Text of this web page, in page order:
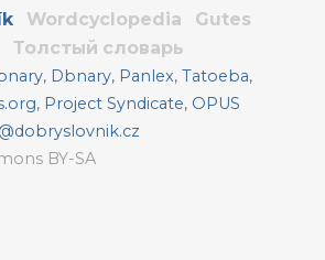
Wordcyclopedia
Gutes
Толстый словарь
, Dbnary, Panlex,Tatoeba,
, Project Syndicate, OPUS
BY-SA